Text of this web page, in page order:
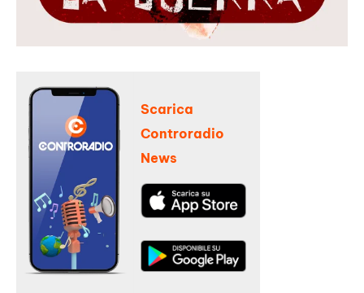
Scarica
Controradio
News